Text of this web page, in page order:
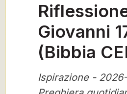
Giovanni
(Bibbia
Ispirazione -